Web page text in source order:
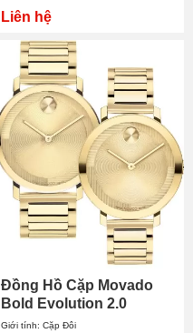
Liên hệ
Đồng Hồ Cặp Movado
Bold Evolution 2.0
3601095 - 3601104
Giới tính: Cặp Đôi